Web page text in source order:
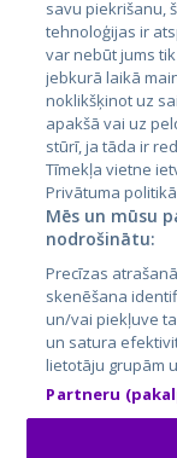
Литва
City24.lv
City24.ee
GetaPro.lv
GetaPro.ee
Skelbiu.lt
Autoplius.lt
Aruodas.lt
savu piekrišanu,
tehnoloģijas ir
var nebūt jums
jebkurā laikā
noklikšķinot uz
apakšā vai uz
stūrī, ja tāda ir
Tīmekļa vietne
Privātuma
Mēs un mūsu
nodrošinātu:
Precīzas
skenēšana
un/vai piekļuve
un satura
lietotāju grupām
Partneru